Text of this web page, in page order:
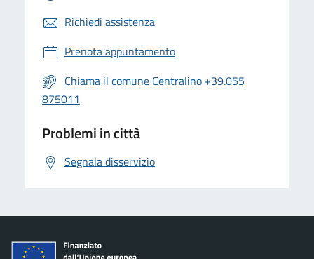
Richiedi assistenza
Prenota appuntamento
Chiama il comune Centralino +39.055
875011
Problemi in città
Segnala disservizio